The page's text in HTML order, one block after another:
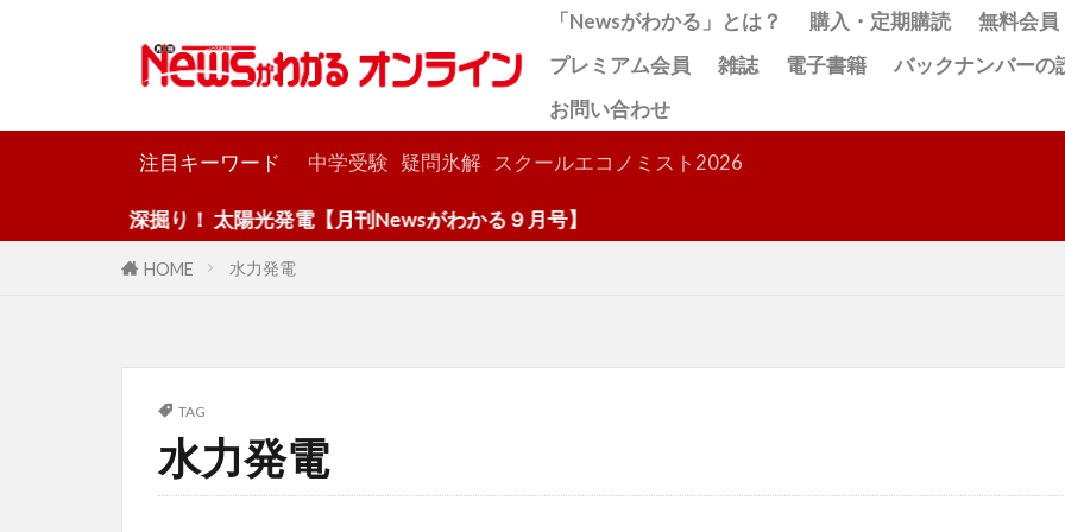
「Newsがわかる」とは？ 購入・定期購読
無料会員
プレミアム会員
雑誌 電子書籍
バックナンバーの
お問い合わせ
注目キーワード 中学受験 疑問氷解 スクールエコノミスト2026
深掘り！ 太陽光発電【月刊Newsがわかる９月号】
HOME 水力発電
TAG
水力発電
検索